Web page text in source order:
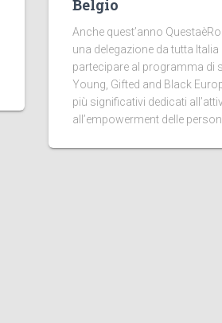
Belgio
Anche quest’anno
una delegazione da tutta Italia
partecipare al programma di
Young, Gifted and Black
più significativi dedicati
all’empowerment delle